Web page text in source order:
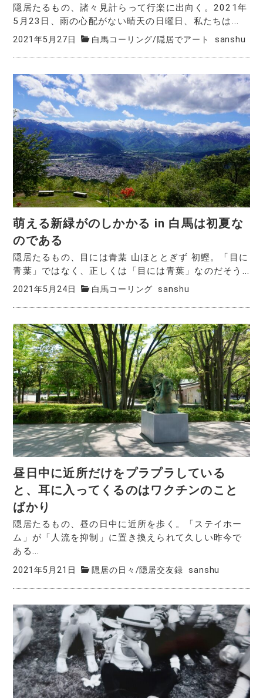
隠居たるもの、諸々見計らって行楽に出向く。2021年
5月23日、雨の心配がない晴天の日曜日、私たちは...
2021年5月27日 白馬コーリング/隠居でアート sanshu
萌える新緑がのしかかる in 白馬は初夏な
のである
隠居たるもの、目には青葉 山ほととぎず 初鰹。「目に
青葉」ではなく、正しくは「目には青葉」なのだそう...
2021年5月24日 白馬コーリング sanshu
昼日中に近所だけをプラプラしている
と、耳に入ってくるのはワクチンのこと
ばかり
隠居たるもの、昼の日中に近所を歩く。「ステイホー
ム」が「人流を抑制」に置き換えられて久しい昨今で
ある...
2021年5月21日 隠居の日々 /隠居交友録 sanshu